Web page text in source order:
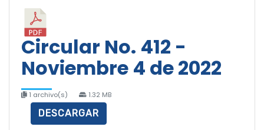
Circular No. 412 -
Noviembre 4 de 2022
1 archivo(s) 1.32 MB
DESCARGAR